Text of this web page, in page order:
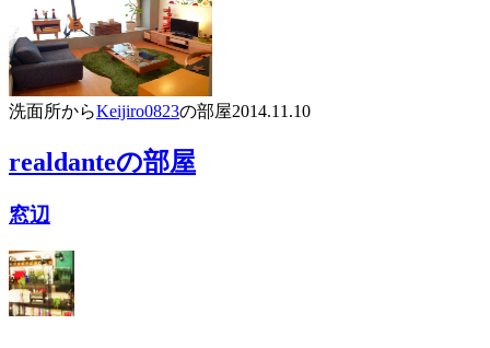
洗面所からKeijiro0823の部屋2014.11.10
realdanteの部屋
窓辺